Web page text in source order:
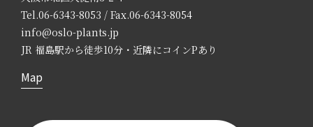
Tel.06-6343-8053 / Fax.06-6343-8054
info@oslo-plants.jp
JR 福島駅から徒歩10分・近隣にコインPあり
Map